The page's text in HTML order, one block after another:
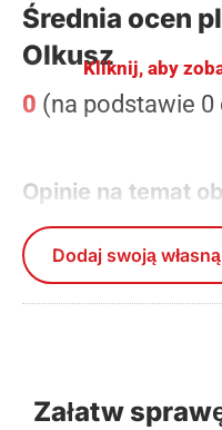
Średnia ocen
Olkusz
0 (na podstawie 0
Opinie na temat
Kliknij, aby
Dodaj swoją
Załatw